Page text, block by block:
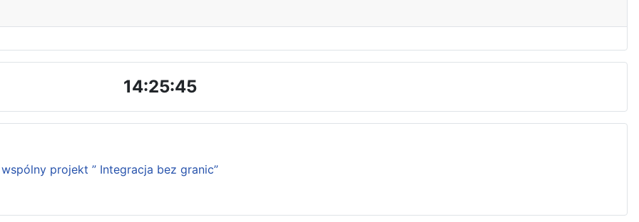
14:25:46
projekt ” Integracja bez granic”